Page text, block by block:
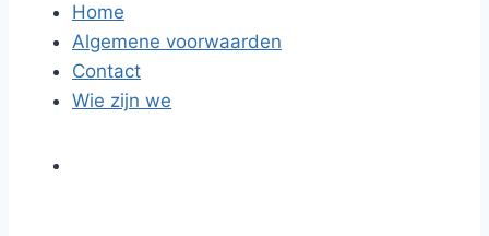
Home
Algemene voorwaarden
Contact
Wie zijn we